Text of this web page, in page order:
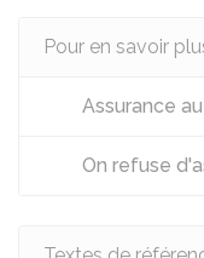
Pour en savoir
Assurance
On refuse